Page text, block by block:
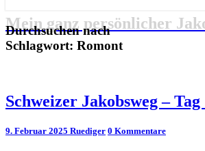
Mein ganz persönlicher
Durchsuchen nach
Schlagwort: Romont
Schweizer
Jakobsweg
Tag
Schweizer Jakobsweg – Tag
9. Februar 2025 Ruediger Kommentare
0 Kommentare